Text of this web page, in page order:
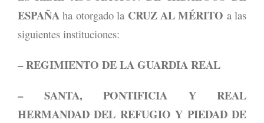
ESPAÑA ha otorgado la CRUZ AL MÉRITO a las
siguientes instituciones:
– REGIMIENTO DE LA GUARDIA REAL
– SANTA, PONTIFICIA Y REAL
HERMANDAD DEL REFUGIO Y PIEDAD DE